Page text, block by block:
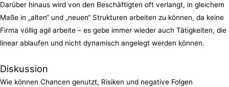
Darüber hinaus wird von den Beschäftigten oft verlangt, in gleichem
Maße in „alten“ und „neuen“ Strukturen arbeiten zu können, da keine
Firma völlig agil arbeite – es gebe immer wieder auch Tätigkeiten, die
linear ablaufen und nicht dynamisch angelegt werden können.
Diskussion
Wie können Chancen genutzt, Risiken und negative Folgen